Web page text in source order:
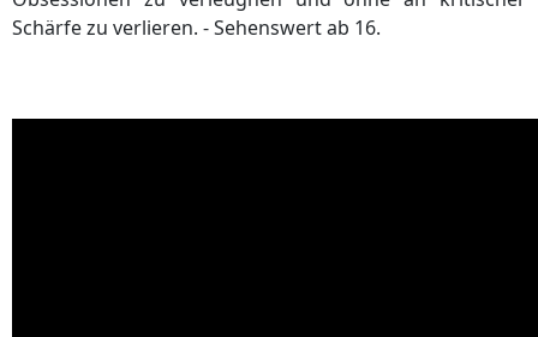
Schärfe zu verlieren. - Sehenswert ab 16.